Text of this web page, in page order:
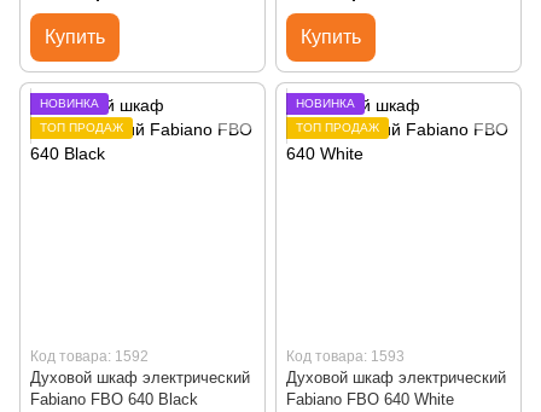
Купить Купить
НОВИНКА
ТОП ПРОДАЖ
Код товара: 1592
Духовой шкаф электрический
Fabiano FBO 640 Black
НОВИНКА
ТОП ПРОДАЖ
Код товара: 1593
Духовой шкаф электрический
Fabiano FBO 640 White